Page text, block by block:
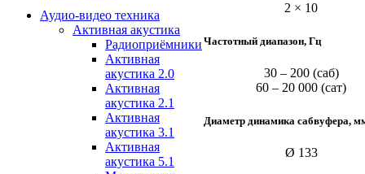
Аудио-видео техника
Активная акустика
Радиоприёмники
Активная
акустика 2.0
Активная
акустика 2.1
Активная
акустика 3.1
Активная
акустика 5.1
2 × 10
Частотный диапазон, Гц
30 – 200 (саб)
60 – 20 000 (сат)
Диаметр динамика сабвуфера,
Ø 133